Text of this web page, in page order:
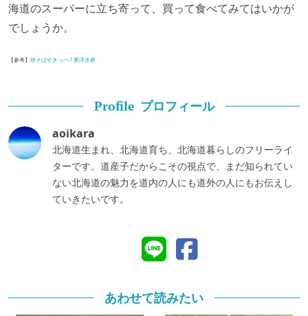
海道のスーパーに立ち寄って、買って食べてみてはいかが
でしょうか。
【参考】 焼そばやきっぺ / 東洋水産
Profile プロフィール
aoikara
北海道生まれ、北海道育ち、北海道暮らしのフリーライ
ターです。道産子だからこその視点で、まだ知られてい
ない北海道の魅力を道内の人にも道外の人にもお伝えし
ていきたいです。
あわせて読みたい